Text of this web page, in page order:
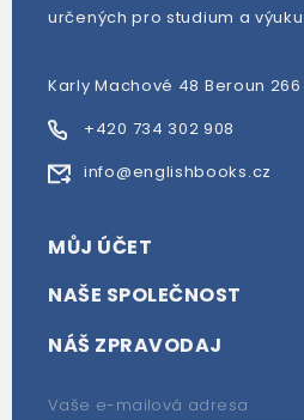
určených pro studium a
Karly Machové 48 Beroun 266
+420 734 302 908
info@englishbooks.cz
MŮJ ÚČET
NAŠE SPOLEČNOST
NÁŠ ZPRAVODAJ